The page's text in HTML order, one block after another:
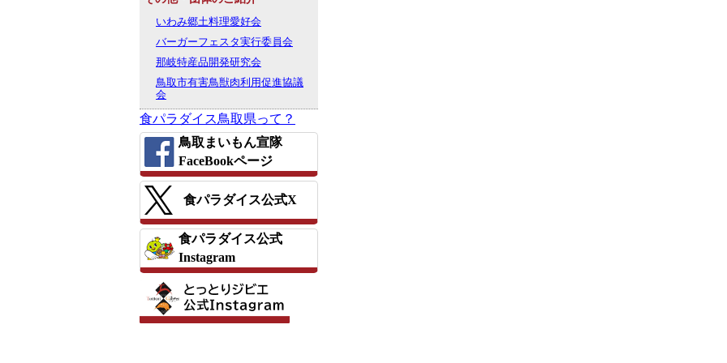
いわみ郷土料理愛好会
バーガーフェスタ実行委員会
那岐特産品開発研究会
鳥取市有害鳥獣肉利用促進協議
会
食パラダイス鳥取県って？
鳥取まいもん宣隊
FaceBookページ
食パラダイス公式X
食パラダイス公式
Instagram